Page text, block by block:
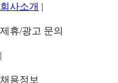
회사소개 |
제휴/광고 문의
|
채용정보